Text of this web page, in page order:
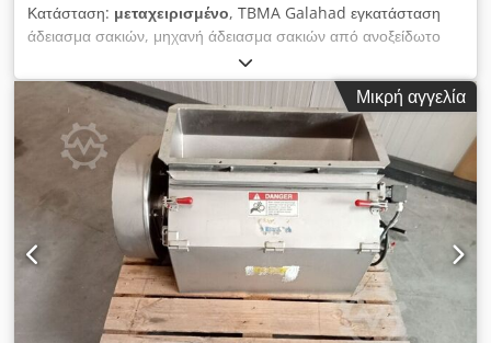
Κατάσταση: μεταχειρισμένο, TBMA Galahad εγκατάσταση
άδειασμα σακιών, μηχανή άδειασμα σακιών από ανοξείδωτο
ατσάλι Τύπος: 750 special Όλα τα μέρη που έρχονται σε
επαφή με το προϊόν είναι από ανοξείδωτο ατσάλι. Τα υπόλοιπα
μέρη είναι βαμμένα. Η μηχανή είναι μεταχειρισμένη και πωλείται
όπως είναι. Με διάφορους ταινιόδρομους τροφοδοσίας
Προαιρετικά: κοχλιωτός συμπιεστής άδειων σάκων
Προαιρετικά: ανατρεπτικό παλετών με ανυψωτικό τραπέζι
Dedswvli Aepfx Aitsck Χωρητικότητα: 400 σακιά/ώρα Δείτε και
άλλες αγγελίες μας VMA Wekerom
Μικρή αγγελία